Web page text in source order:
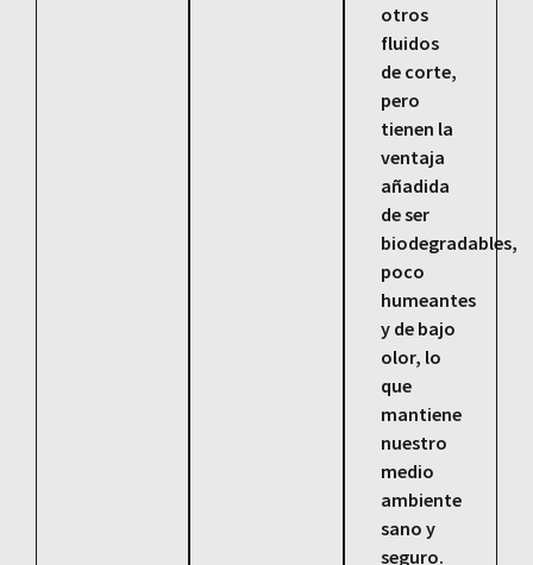
otros
fluidos
de corte,
pero
tienen la
ventaja
añadida
de ser
biodegradables,
poco
humeantes
y de bajo
olor, lo
que
mantiene
nuestro
medio
ambiente
sano y
seguro.